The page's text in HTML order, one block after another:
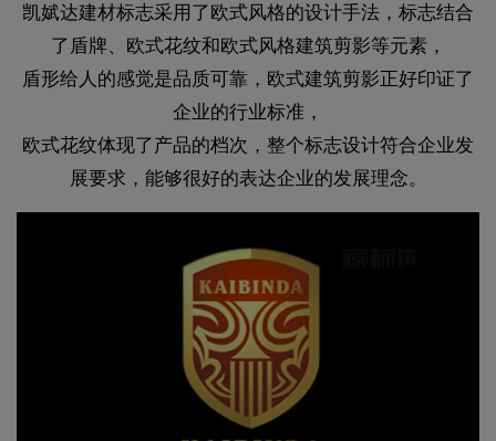
凯娬达建材标志采用了欧式风格的设计手法，标志结合
了盾牌、欧式花纹和欧式风格建筑剪影等元素，
盾形给人的感觉是品质可靠，欧式建筑剪影正好印证了
企业的行业标准，
欧式花纹体现了产品的档次，整个标志设计符合企业发
展要求，能够很好的表达企业的发展理念。